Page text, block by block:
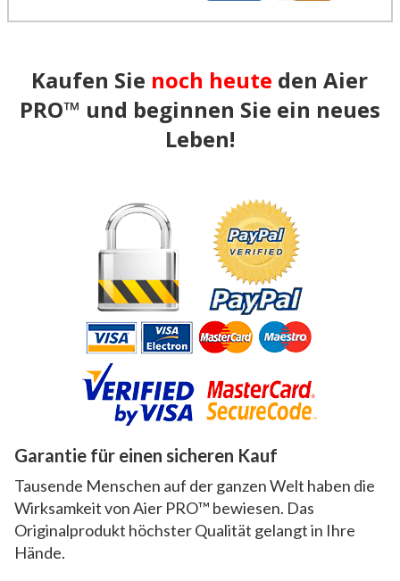
Kaufen Sie noch heute den Aier
PRO™ und beginnen Sie ein neues
Leben!
Garantie für einen sicheren Kauf
Tausende Menschen auf der ganzen Welt haben die
Wirksamkeit von Aier PRO™ bewiesen. Das
Originalprodukt höchster Qualität gelangt in Ihre
Hände.